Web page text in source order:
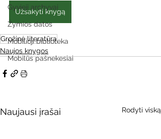
Gyvieji archyvai
Žymios datos
Mobilioji biblioteka
Mobilūs pašnekesiai
Užsakyti knygą
Grožinė literatūra
Naujos knygos
Naujausi įrašai Rodyti viską